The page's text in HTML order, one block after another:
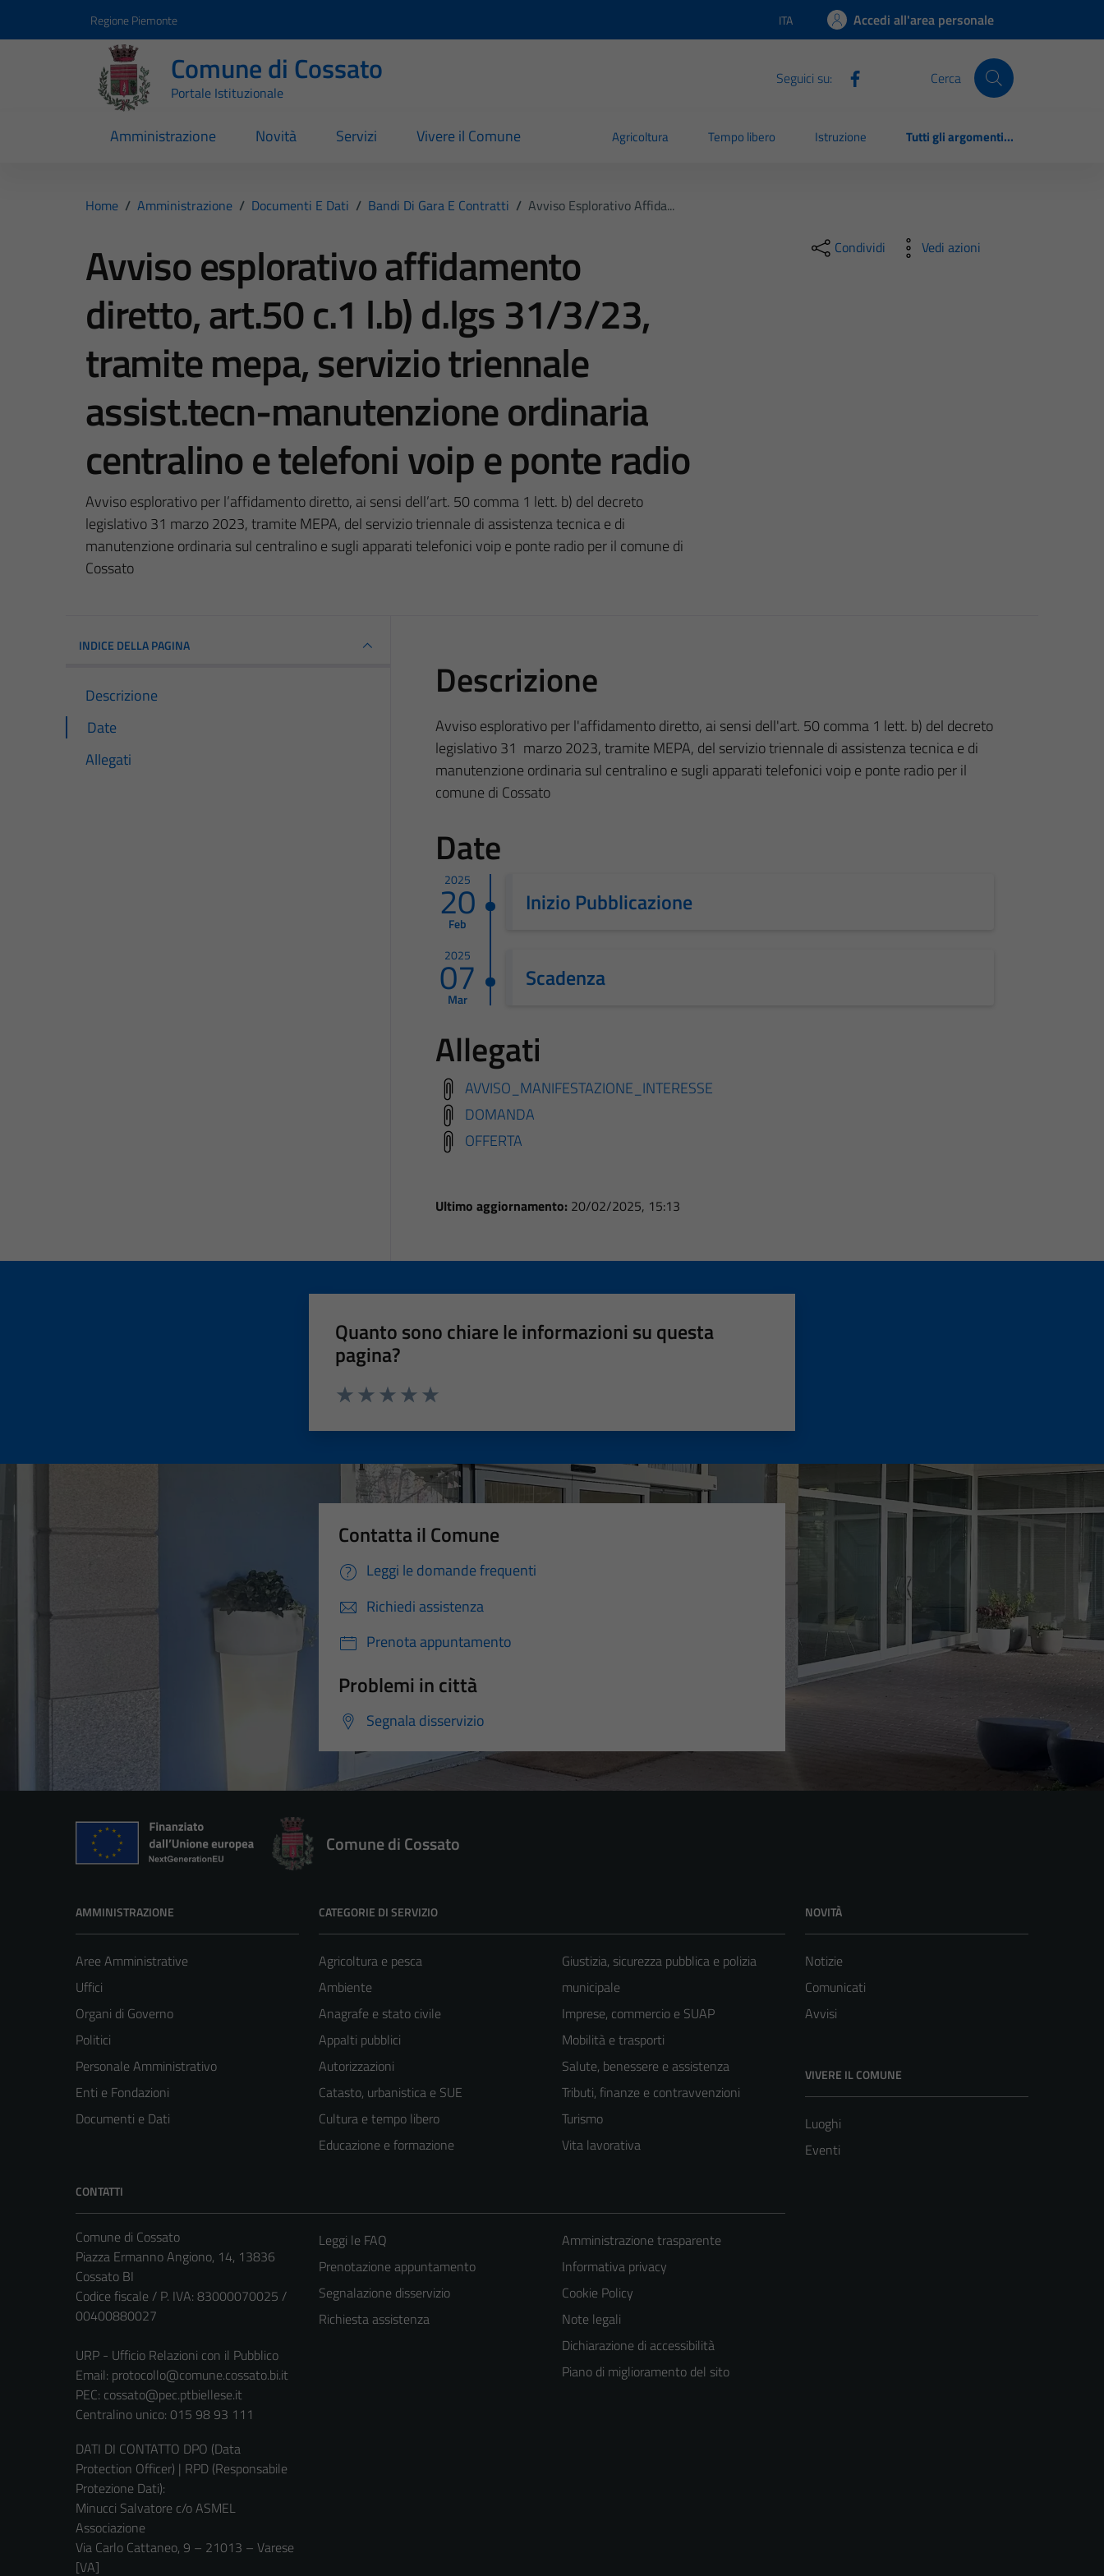
Regione Piemonte Lingua attiva:
ITA Accedi all'area personale
Comune di Cossato
Portale Istituzionale
Seguici su: Cerca
Amministrazione Novità Servizi Vivere il Comune Agricoltura Tempo libero Istruzione Tutti gli argomenti...
Home / Amministrazione / Documenti E Dati / Bandi Di Gara E Contratti / Avviso Esplorativo Affida...
Avviso esplorativo affidamento
diretto, art.50 c.1 l.b) d.lgs 31/3/23,
tramite mepa, servizio triennale
assist.tecn-manutenzione ordinaria
centralino e telefoni voip e ponte radio
Avviso esplorativo per l’affidamento diretto, ai sensi dell’art. 50 comma 1 lett. b) del decreto
legislativo 31 marzo 2023, tramite MEPA, del servizio triennale di assistenza tecnica e di
manutenzione ordinaria sul centralino e sugli apparati telefonici voip e ponte radio per il comune di
Cossato
Condividi Vedi azioni
INDICE DELLA PAGINA
Descrizione
Date
Allegati
Descrizione
Avviso esplorativo per l'affidamento diretto, ai sensi dell'art. 50 comma 1 lett. b) del decreto
legislativo 31 marzo 2023, tramite MEPA, del servizio triennale di assistenza tecnica e di
manutenzione ordinaria sul centralino e sugli apparati telefonici voip e ponte radio per il
comune di Cossato
Date
2025
20
Feb
Inizio Pubblicazione
2025
07
Mar
Scadenza
Allegati
AVVISO_MANIFESTAZIONE_INTERESSE
DOMANDA
OFFERTA
Ultimo aggiornamento: 20/02/2025, 15:13
Quanto sono chiare le informazioni su questa
pagina?
Contatta il Comune
Leggi le domande frequenti
Richiedi assistenza
Prenota appuntamento
Problemi in città
Segnala disservizio
Comune di Cossato
AMMINISTRAZIONE
Aree Amministrative
Uffici
Organi di Governo
Politici
Personale Amministrativo
Enti e Fondazioni
Documenti e Dati
CATEGORIE DI SERVIZIO
Agricoltura e pesca
Ambiente
Anagrafe e stato civile
Appalti pubblici
Autorizzazioni
Catasto, urbanistica e SUE
Cultura e tempo libero
Educazione e formazione
Giustizia, sicurezza pubblica e polizia
municipale
Imprese, commercio e SUAP
Mobilità e trasporti
Salute, benessere e assistenza
Tributi, finanze e contravvenzioni
Turismo
Vita lavorativa
NOVITÀ
Notizie
Comunicati
Avvisi
VIVERE IL COMUNE
Luoghi
Eventi
CONTATTI
Comune di Cossato
Piazza Ermanno Angiono, 14, 13836
Cossato BI
Codice fiscale / P. IVA: 83000070025 /
00400880027
URP - Ufficio Relazioni con il Pubblico
Email: protocollo@comune.cossato.bi.it
PEC: cossato@pec.ptbiellese.it
Centralino unico: 015 98 93 111
DATI DI CONTATTO DPO (Data
Protection Officer) | RPD (Responsabile
Protezione Dati):
Minucci Salvatore c/o ASMEL
Associazione
Via Carlo Cattaneo, 9 – 21013 – Varese
[VA]
Leggi le FAQ
Prenotazione appuntamento
Segnalazione disservizio
Richiesta assistenza
Amministrazione trasparente
Informativa privacy
Cookie Policy
Note legali
Dichiarazione di accessibilità
Piano di miglioramento del sito